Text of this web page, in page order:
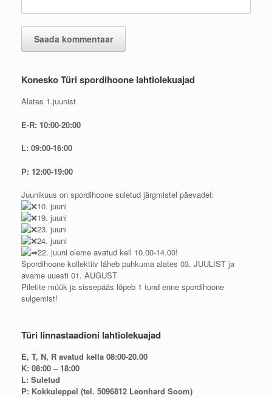
Konesko Türi spordihoone lahtiolekuajad
Alates 1.juunist
E-R: 10:00-20:00
L: 09:00-16:00
P: 12:00-19:00
Juunikuus on spordihoone suletud järgmistel päevadel:
10. juuni
19. juuni
23. juuni
24. juuni
22. juuni oleme avatud kell 10.00-14.00!
Spordihoone kollektiiv läheb puhkuma alates 03. JUULIST ja
avame uuesti 01. AUGUST
Piletite müük ja sissepääs lõpeb 1 tund enne spordihoone
sulgemist!
Türi linnastaadioni lahtiolekuajad
E, T, N, R avatud kella 08:00-20.00
K: 08:00 – 18:00
L: Suletud
P: Kokkuleppel (tel. 5096812 Leonhard Soom)